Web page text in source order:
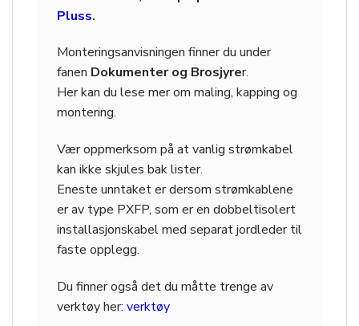
Pluss.
Monteringsanvisningen finner du under
fanen Dokumenter og Brosjyrer.
Her kan du lese mer om maling, kapping og
montering.
Vær oppmerksom på at vanlig strømkabel
kan ikke skjules bak lister.
Eneste unntaket er dersom strømkablene
er av type PXFP, som er en dobbeltisolert
installasjonskabel med separat jordleder til
faste opplegg.
Du finner også det du måtte trenge av
verktøy her: verktøy